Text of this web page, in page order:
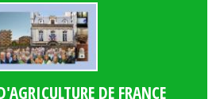
DE FRANCE